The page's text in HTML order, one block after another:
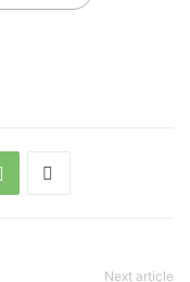
Next article